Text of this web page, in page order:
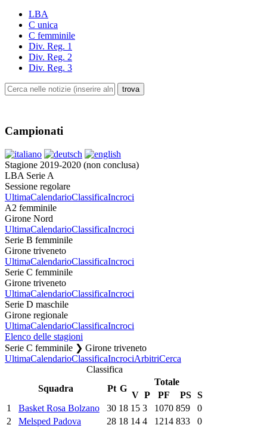
LBA
C unica
C femminile
Div. Reg. 1
Div. Reg. 2
Div. Reg. 3
Campionati
Stagione 2019-2020 (non conclusa)
LBA Serie A
Sessione regolare
UltimaCalendarioClassificaIncroci
A2 femminile
Girone Nord
UltimaCalendarioClassificaIncroci
Serie B femminile
Girone triveneto
UltimaCalendarioClassificaIncroci
Serie C femminile
Girone triveneto
UltimaCalendarioClassificaIncroci
Serie D maschile
Girone regionale
UltimaCalendarioClassificaIncroci
Elenco delle stagioni
Serie C femminile ❯ Girone triveneto
UltimaCalendarioClassificaIncrociArbitriCerca
Classifica
Squadra
Pt G
Totale
V P PF PS
S
1
Basket Rosa Bolzano 30 18 15 3 1070 859
0
2
Melsped Padova 28 18 14 4 1214 833
0